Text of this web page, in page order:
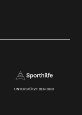
UNTERSTÜTZT DEN DBB